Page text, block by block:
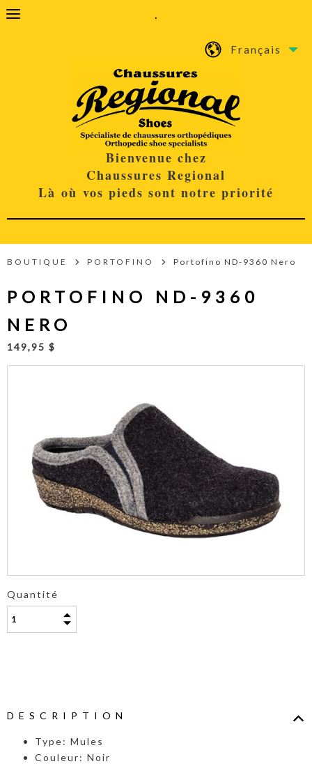
.
Français
Bienvenue chez
Chaussures Regional
Là où vos pieds sont notre priorité
BOUTIQUE PORTOFINO Portofino ND-9360 Nero
PORTOFINO ND-9360
NERO
149,95 $
Quantité
DESCRIPTION
Type: Mules
Couleur: Noir